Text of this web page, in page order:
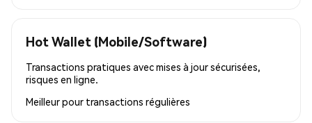
Hot Wallet (Mobile/Software)
Transactions pratiques avec mises à jour sécurisées,
risques en ligne.
Meilleur pour transactions régulières